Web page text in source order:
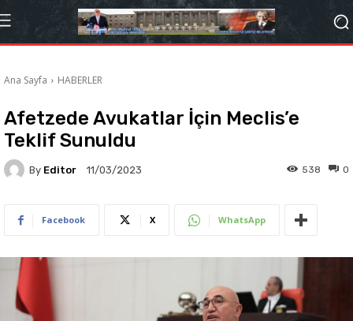
Ana Sayfa HABERLER
Afetzede Avukatlar İçin Meclis’e
Teklif Sunuldu
By Editor 11/03/2023 0
538
Facebook X WhatsApp